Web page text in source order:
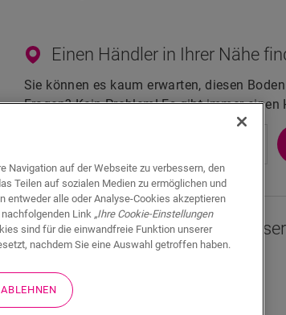
Einen Händler in Ihrer Nähe
Sie können es kaum erwarten, diesen
Fragen? Kein Problem! Es gibt immer einen
Sie sind sich nicht sicher, ob
Bedürfnissen passt?
In Ihrem Raum ansehen
Navigation auf der Webseite zu verbessern, den
Teilen auf sozialen Medien zu ermöglichen und
entweder alle oder Analyse-Cookies akzeptieren
nachfolgenden Link „Ihre Cookie-Einstellungen
sind für die einwandfreie Funktion unserer
nachdem Sie eine Auswahl getroffen haben.